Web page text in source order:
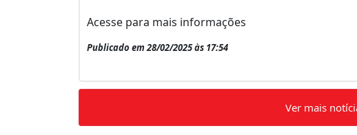
Acesse para mais informações
Publicado em 28/02/2025 às 17:54
Ver mais